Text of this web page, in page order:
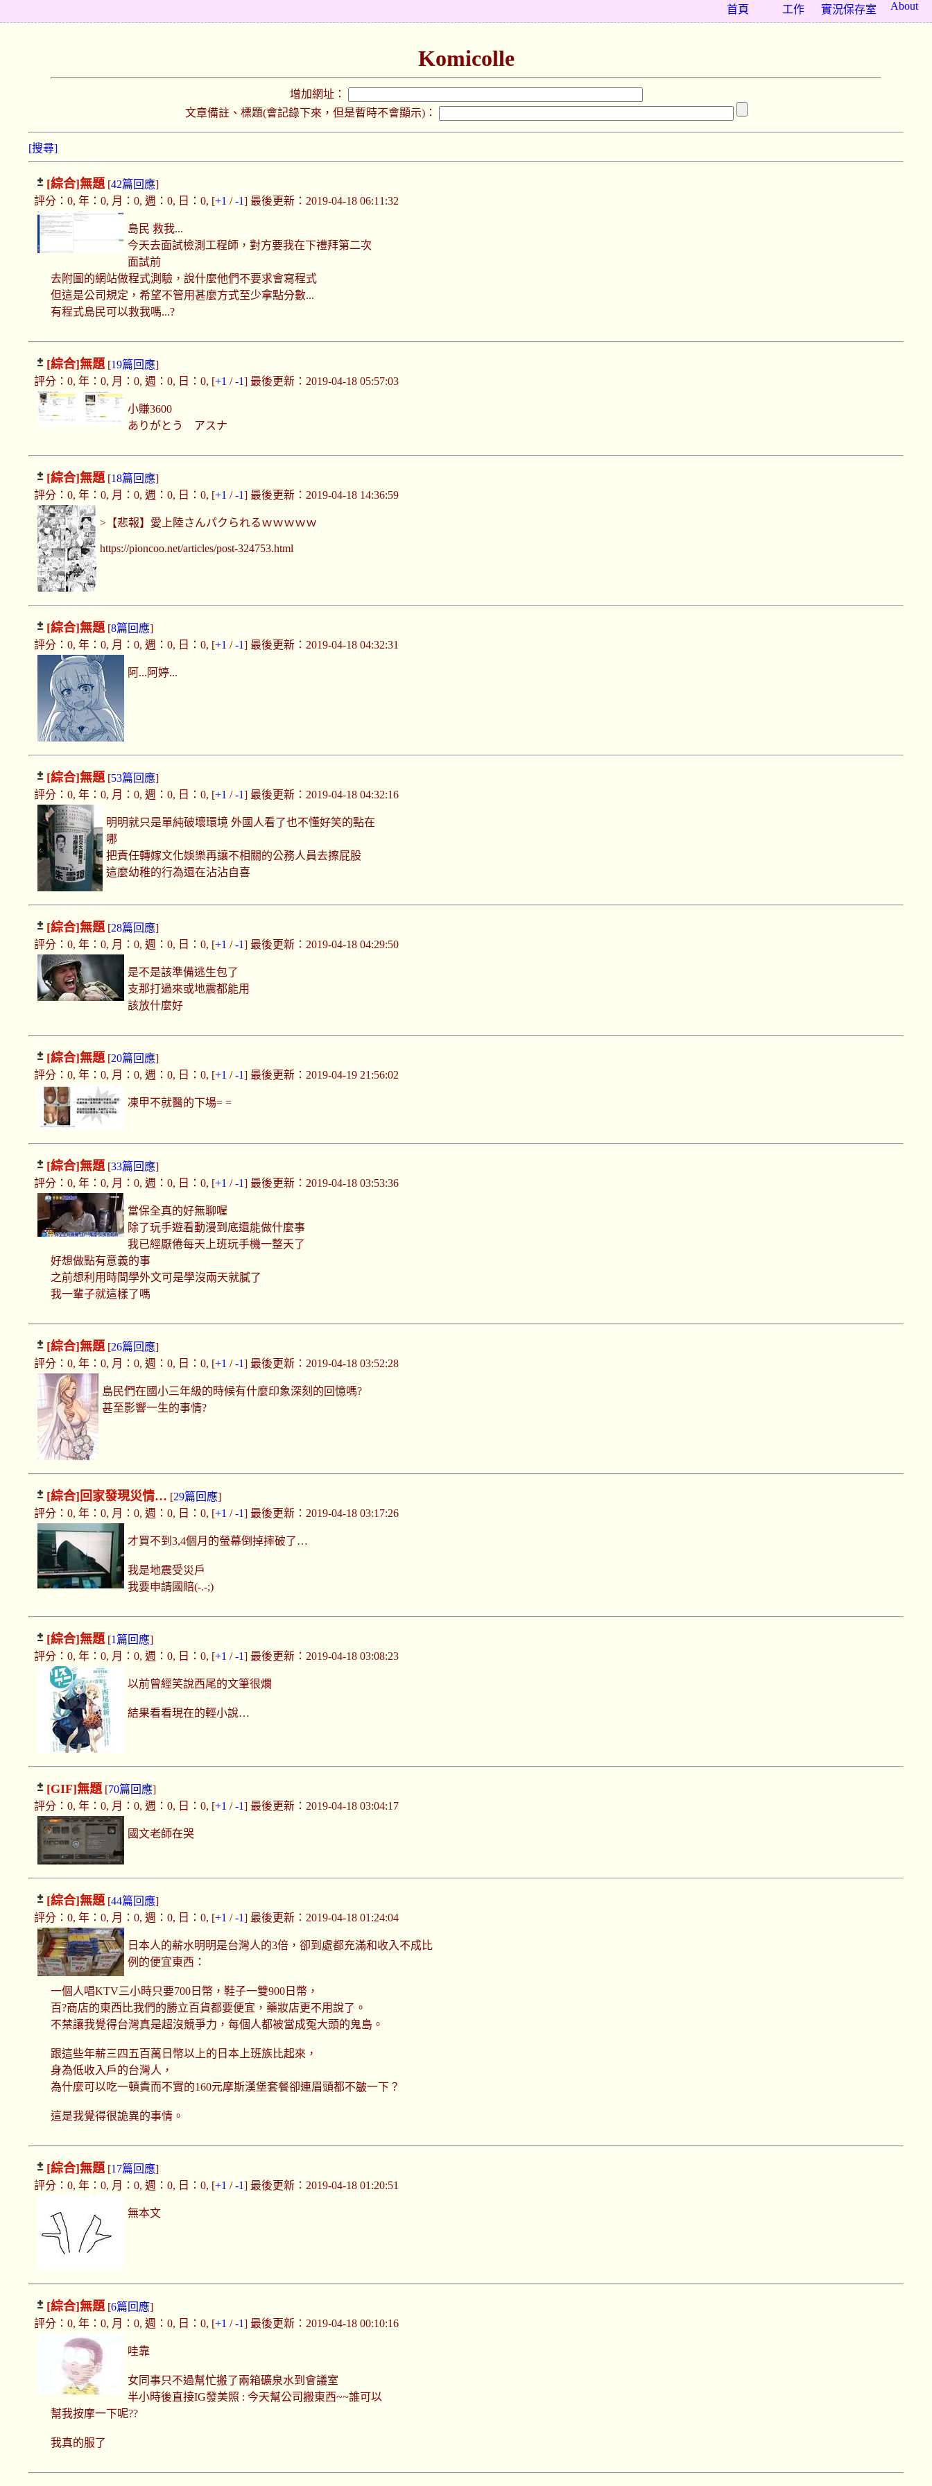
About
實況保存室
工作
首頁
Komicolle
增加網址：
文章備註、標題(會記錄下來，但是暫時不會顯示)：
[搜尋]
[綜合]無題 [42篇回應]
評分：0, 年：0, 月：0, 週：0, 日：0, [+1 /-1] 最後更新：2019-04-18 06:11:32
島民 救我...
今天去面試檢測工程師，對方要我在下禮拜第二次
面試前
去附圖的網站做程式測驗，說什麼他們不要求會寫程式
但這是公司規定，希望不管用甚麼方式至少拿點分數...
有程式島民可以救我嗎...?
[綜合]無題 [19篇回應]
評分：0, 年：0, 月：0, 週：0, 日：0, [+1 /-1] 最後更新：2019-04-18 05:57:03
小賺3600
ありがとう アスナ
[綜合]無題 [18篇回應]
評分：0, 年：0, 月：0, 週：0, 日：0, [+1 /-1] 最後更新：2019-04-18 14:36:59
>【悲報】愛上陸さんパクられるｗｗｗｗｗ
https://pioncoo.net/articles/post-324753.html
[綜合]無題 [8篇回應]
評分：0, 年：0, 月：0, 週：0, 日：0, [+1 /-1] 最後更新：2019-04-18 04:32:31
阿...阿婷...
[綜合]無題 [53篇回應]
評分：0, 年：0, 月：0, 週：0, 日：0, [+1 /-1] 最後更新：2019-04-18 04:32:16
明明就只是單純破壞環境 外國人看了也不懂好笑的點在
哪
把責任轉嫁文化娛樂再讓不相關的公務人員去擦屁股
這麼幼稚的行為還在沾沾自喜
[綜合]無題 [28篇回應]
評分：0, 年：0, 月：0, 週：0, 日：0, [+1 /-1] 最後更新：2019-04-18 04:29:50
是不是該準備逃生包了
支那打過來或地震都能用
該放什麼好
[綜合]無題 [20篇回應]
評分：0, 年：0, 月：0, 週：0, 日：0, [+1 /-1] 最後更新：2019-04-19 21:56:02
凍甲不就醫的下場= =
[綜合]無題 [33篇回應]
評分：0, 年：0, 月：0, 週：0, 日：0, [+1 /-1] 最後更新：2019-04-18 03:53:36
當保全真的好無聊喔
除了玩手遊看動漫到底還能做什麼事
我已經厭倦每天上班玩手機一整天了
好想做點有意義的事
之前想利用時間學外文可是學沒兩天就膩了
我一輩子就這樣了嗎
[綜合]無題 [26篇回應]
評分：0, 年：0, 月：0, 週：0, 日：0, [+1 /-1] 最後更新：2019-04-18 03:52:28
島民們在國小三年級的時候有什麼印象深刻的回憶嗎?
甚至影響一生的事情?
[綜合] 回家發現災情… [29篇回應]
評分：0, 年：0, 月：0, 週：0, 日：0, [+1 /-1] 最後更新：2019-04-18 03:17:26
才買不到3,4個月的螢幕倒掉摔破了…
我是地震受災戶
我要申請國賠(-.-;)
[綜合]無題 [1篇回應]
評分：0, 年：0, 月：0, 週：0, 日：0, [+1 /-1] 最後更新：2019-04-18 03:08:23
以前曾經笑說西尾的文筆很爛
結果看看現在的輕小說…
[GIF]無題 [70篇回應]
評分：0, 年：0, 月：0, 週：0, 日：0, [+1 /-1] 最後更新：2019-04-18 03:04:17
國文老師在哭
[綜合]無題 [44篇回應]
評分：0, 年：0, 月：0, 週：0, 日：0, [+1 /-1] 最後更新：2019-04-18 01:24:04
日本人的薪水明明是台灣人的3倍，卻到處都充滿和收入不成比
例的便宜東西：
一個人唱KTV三小時只要700日幣，鞋子一雙900日幣，
百?商店的東西比我們的勝立百貨都要便宜，藥妝店更不用說了。
不禁讓我覺得台灣真是超沒競爭力，每個人都被當成冤大頭的鬼島。
跟這些年薪三四五百萬日幣以上的日本上班族比起來，
身為低收入戶的台灣人，
為什麼可以吃一頓貴而不實的160元摩斯漢堡套餐卻連眉頭都不皺一下？
這是我覺得很詭異的事情。
[綜合]無題 [17篇回應]
評分：0, 年：0, 月：0, 週：0, 日：0, [+1 /-1] 最後更新：2019-04-18 01:20:51
無本文
[綜合]無題 [6篇回應]
評分：0, 年：0, 月：0, 週：0, 日：0, [+1 /-1] 最後更新：2019-04-18 00:10:16
哇靠
女同事只不過幫忙搬了兩箱礦泉水到會議室
半小時後直接IG發美照 : 今天幫公司搬東西~~誰可以
幫我按摩一下呢??
我真的服了